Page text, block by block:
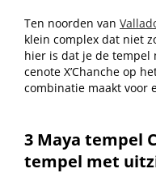
Ten noorden van
klein complex dat niet
hier is dat je de tempel
cenote X’Chanche op
combinatie maakt voor
3 Maya tempel
tempel met